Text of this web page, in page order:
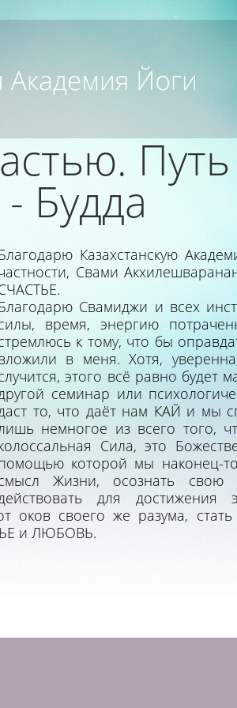
Будда
Казахстанскую
Свами
Свамиджи и всех
время, энергию
к тому, что бы
в меня. Хотя,
этого всё равно будет
семинар или
то, что даёт нам КАЙ и мы
немногое из всего того,
Сила, это
которой мы наконец-
Жизни, осознать
для
оков своего же разума,
и ЛЮБОВЬ.